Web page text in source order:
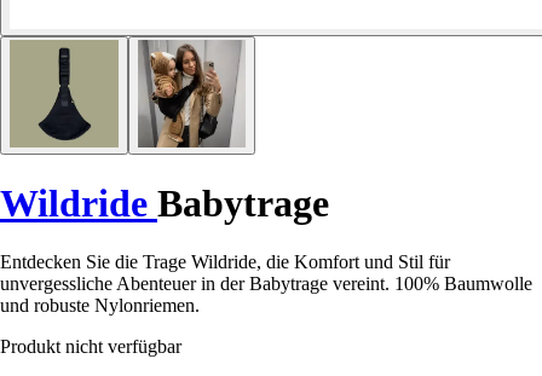
Wildride Babytrage
Entdecken Sie die Trage Wildride, die Komfort und Stil für
unvergessliche Abenteuer in der Babytrage vereint. 100% Baumwolle
und robuste Nylonriemen.
Produkt nicht verfügbar